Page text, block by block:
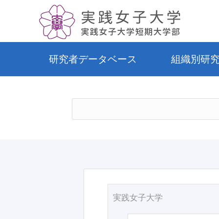
研究者データベース 組織別研
実践女子大学